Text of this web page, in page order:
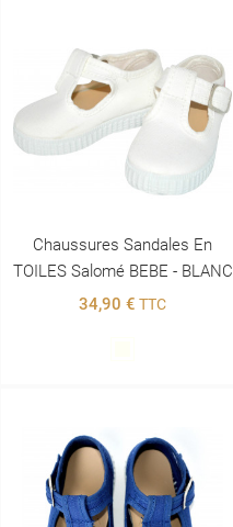
Chaussures Sandales En
TOILES Salomé BEBE - BLANC
34,90 € TTC